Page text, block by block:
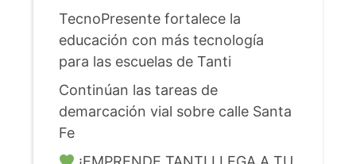
TecnoPresente fortalece la
educación con más tecnología
para las escuelas de Tanti
Continúan las tareas de
demarcación vial sobre calle Santa
Fe